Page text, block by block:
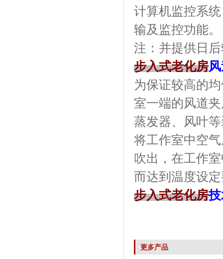
计算机监控系
输及监控功能。
注：并提供日
步入式老化房
为保证较高的
室一端的风道
蒸发器、风叶
将工作室中空
吹出，在工作
而达到温度设
步入式老化房
更多产品